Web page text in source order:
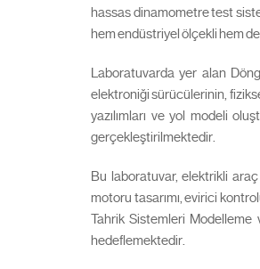
hassas dinamometre test
hem endüstriyel ölçekli hem
Laboratuvarda yer alan
elektroniği sürücülerinin,
yazılımları ve yol modeli
gerçekleştirilmektedir.
Bu laboratuvar, elektrikli
motoru tasarımı, evirici
Tahrik Sistemleri Modelleme
hedeflemektedir.